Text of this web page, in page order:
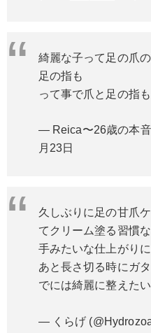
綺麗な子って足の爪の
足の指も
って事で爪と足の指
— Reica〜26歳の本
月23日
久しぶりに足の甘爪
てクリーム塗る習慣
手みたいな仕上がり
あと長さ切る時にガ
でには綺麗に整えたい
— くらげ